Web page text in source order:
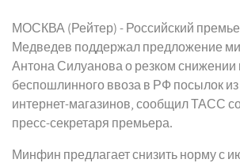
МОСКВА (Рейтер) - Российский
Медведев поддержал предложение
Антона Силуанова о резком снижении
беспошлинного ввоза в РФ посылок
интернет-магазинов, сообщил ТАСС
пресс-секретаря премьера.
Минфин предлагает снизить норму с